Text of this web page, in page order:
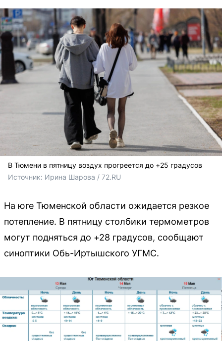
В Тюмени в пятницу воздух прогреется до +25 градусов
Источник: Ирина Шарова / 72.RU
На юге Тюменской области ожидается резкое
потепление. В пятницу столбики термометров
могут подняться до +28 градусов, сообщают
синоптики Обь-Иртышского УГМС.